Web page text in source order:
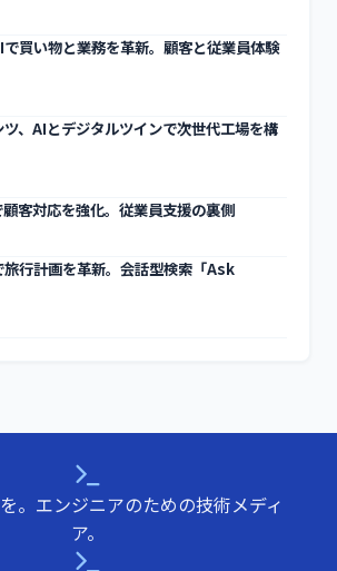
買い物と業務を革新。顧客と従業員体験
、AIとデジタルツインで次世代工場を構
客対応を強化。従業員支援の裏側
行計画を革新。会話型検索「Ask
。エンジニアのための技術メディ
ア。